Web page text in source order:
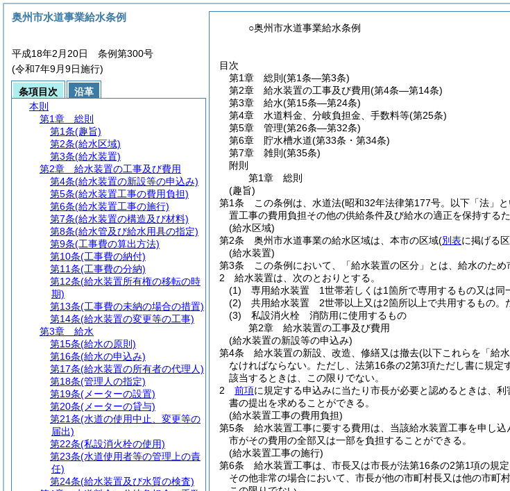
○奥州市水道事業給水条例
目次
第1章
総則 (第1条―第3条)
第2章
給水装置の工事及び費用(第4条―第14条)
第3章
給水(第15条―第24条)
第4章
水道料金、分岐負担金、手数料等(第25条)
第5章
管理(第26条―第32条)
第6章
貯水槽水道(第33条・第34条)
第7章
雑則 (第35条)
附則
第1章
総則
(趣旨)
第1条
この条例は、水道法(昭和32年法律第177号。以下「法」
置工事の費用負担その他の供給条件及び給水の適正を保持する
(給水区域)
第2条
奥州市水道事業の給水区域は、本市の区域(別表に掲げる
(給水装置)
第3条
この条例において、「給水装置の区分」とは、給水のた
2
給水装置は、次のとおりとする。
(1)
専用給水装置 1世帯若しくは1箇所で専用するもの又は同
(2)
共用給水装置 2世帯以上又は2箇所以上で共用するもの。
(3)
私設消火栓 消防用に使用するもの
第2章
給水装置の工事及び費用
(給水装置の新設等の申込み)
第4条
給水装置の新設、改造、修繕又は撤去(以下これらを「給
なければならない。 ただし、法第16条の2第3項ただし書に規定
該当するときは、この限りでない。
2
前項に規定する申込みに当たり市長が必要と認めるときは、
書の提出を求めることができる。
(給水装置工事の費用負担)
第5条
給水装置工事に要する費用は、当該給水装置工事を申し込
市がその費用の全部又は一部を負担することができる。
(給水装置工事の施行)
第6条
給水装置工事は、市長又は市長が法第16条の2第1項の規
その他非常の場合において、市長が他の市町村長又は他の市町
奥州市水道事業給水条例
平成18年2月20日 条例第300号
(令和7年9月9日施行)
条項目次
沿革
本則
第1章
総則
第1条(趣旨)
第2条(給水区域)
第3条(給水装置)
第2章
給水装置の工事及び費用
第4条(給水装置の新設等の申込み)
第5条(給水装置工事の費用負担)
第6条(給水装置工事の施行)
第7条(給水装置の構造及び材料)
第8条(給水管及び給水用具の指定)
第9条(工事費の算出方法)
第10条(工事費の納付)
第11条(工事費の分納)
第12条(給水装置所有権の移転の時
期)
第13条(工事費の未納の場合の措置)
第14条(給水装置の変更等の工事)
第3章
給水
第15条(給水の原則)
第16条(給水の申込み)
第17条(給水装置の所有者の代理人)
第18条(管理人の指定)
第19条(メーターの設置)
第20条(メーターの貸与)
第21条(水道の使用中止、変更等の
届出)
第22条(私設消火栓の使用)
第23条(水道使用者等の管理上の責
任)
第24条(給水装置及び水質の検査)